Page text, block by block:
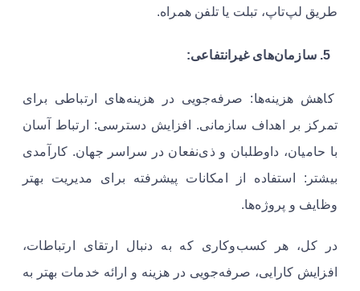
طریق لپ‌تاپ، تبلت یا تلفن همراه.
کاهش هزینه‌ها: صرفه‌جویی در هزینه‌های ارتباطی برای
تمرکز بر اهداف سازمانی. افزایش دسترسی: ارتباط آسان
با حامیان، داوطلبان و ذی‌نفعان در سراسر جهان. کارآمدی
بیشتر: استفاده از امکانات پیشرفته برای مدیریت بهتر
وظایف و پروژه‌ها.
در کل، هر کسب‌وکاری که به دنبال ارتقای ارتباطات،
افزایش کارایی، صرفه‌جویی در هزینه و ارائه خدمات بهتر به